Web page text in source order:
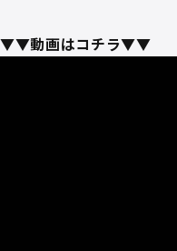
▼▼動画はコチラ▼▼